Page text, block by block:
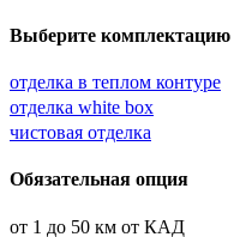
Выберите комплектацию
отделка в теплом контуре
отделка white box
чистовая отделка
Обязательная опция
от 1 до 50 км от КАД